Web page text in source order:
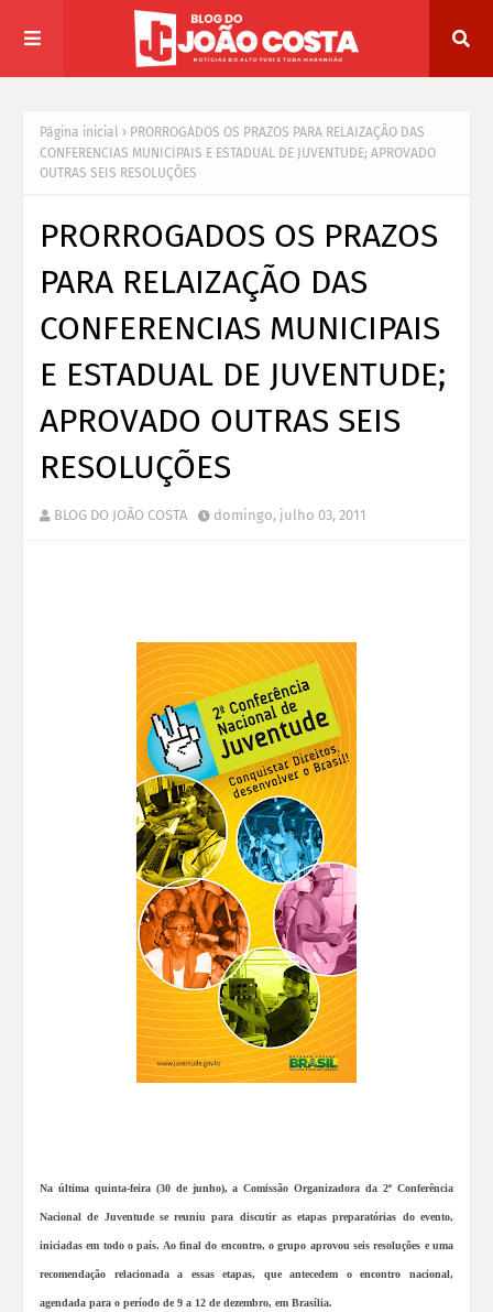
Página inicial
PRORROGADOS OS PRAZOS PARA RELAIZAÇÃO DAS
CONFERENCIAS MUNICIPAIS E ESTADUAL DE JUVENTUDE; APROVADO
OUTRAS SEIS RESOLUÇÕES
PRORROGADOS OS PRAZOS
PARA RELAIZAÇÃO DAS
CONFERENCIAS MUNICIPAIS
E ESTADUAL DE JUVENTUDE;
APROVADO OUTRAS SEIS
RESOLUÇÕES
BLOG DO JOÃO COSTA domingo, julho 03, 2011
Na última quinta-feira (30 de junho), a Comissão Organizadora da 2ª Conferência
Nacional de Juventude se reuniu para discutir as etapas preparatórias do evento,
iniciadas em todo o país. Ao final do encontro, o grupo aprovou seis resoluções e uma
recomendação relacionada a essas etapas, que antecedem o encontro nacional,
agendada para o período de 9 a 12 de dezembro, em Brasília.